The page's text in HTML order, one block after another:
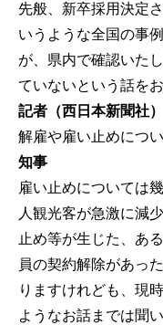
先般、新卒採用決定
いうような全国の事
が、県内で確認いた
ていないという話を
記者（西日本新聞社）
解雇や雇い止めにつ
知事
雇い止めについては
人観光客が急激に減
止め等が生じた、あ
員の契約解除があっ
りますけれども、現
ようなお話までは聞